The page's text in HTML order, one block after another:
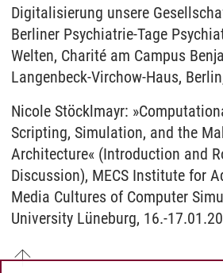
Digitalisierung unsere
Berliner Psychiatrie-Tage
Welten, Charité am Campus
Langenbeck-Virchow-Haus,
Nicole Stöcklmayr:
Scripting, Simulation, and the
Architecture« (Introduction and
Discussion), MECS Institute for
Media Cultures of Computer
University Lüneburg, 16.-